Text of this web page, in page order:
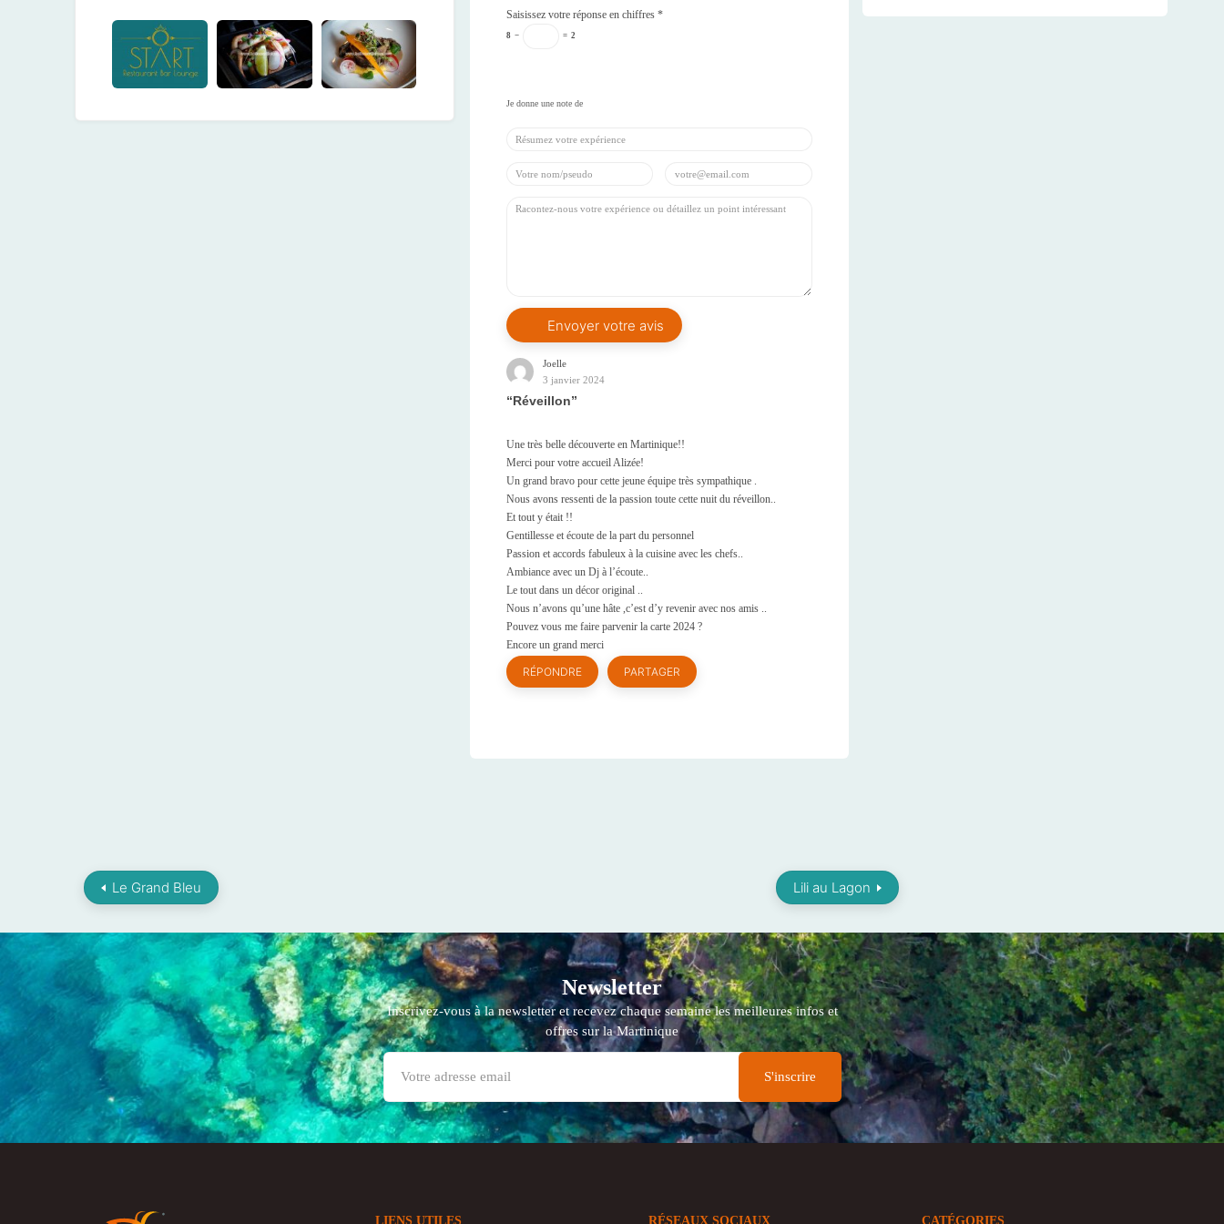
Saisissez votre réponse en chiffres*
8 − = 2
Joelle
3 janvier 2024
Réveillon
Une très belle découverte en Martinique!!
Merci pour votre accueil Alizée!
Un grand bravo pour cette jeune équipe très sympathique .
Nous avons ressenti de la passion toute cette nuit du réveillon..
Et tout y était !!
Gentillesse et écoute de la part du personnel
Passion et accords fabuleux à la cuisine avec les chefs..
Ambiance avec un Dj à l’écoute..
Le tout dans un décor original ..
Nous n’avons qu’une hâte ,c’est d’y revenir avec nos amis ..
Pouvez vous me faire parvenir la carte 2024 ?
Encore un grand merci
RÉPONDRE PARTAGER
Le Grand Bleu Lili au Lagon
Newsletter
Inscrivez-vous à la newsletter et recevez chaque semaine les meilleures infos et
offres sur la Martinique
LIENS UTILES RÉSEAUX SOCIAUX CATÉGORIES